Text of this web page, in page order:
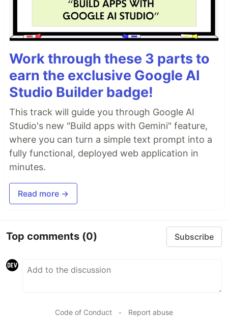
Work through these 3 parts to
earn the exclusive Google AI
Studio Builder badge!
This track will guide you through Google AI
Studio's new "Build apps with Gemini" feature,
where you can turn a simple text prompt into a
fully functional, deployed web application in
minutes.
Read more →
Top comments (0) Subscribe
Code of Conduct • Report abuse